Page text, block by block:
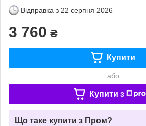
Відправка з 22 серпня 2026
3 760 ₴
Купити
або
Купити з
Що таке купити з Пром?